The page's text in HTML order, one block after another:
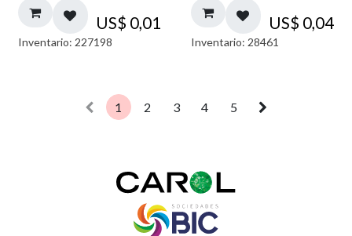
US$ 0,01
Inventario: 227198
US$ 0,04
Inventario: 28461
1 2 3 4 5